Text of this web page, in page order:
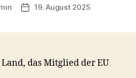
Veröffentlichungsdatum
19. August 2025
das Mitglied der EU